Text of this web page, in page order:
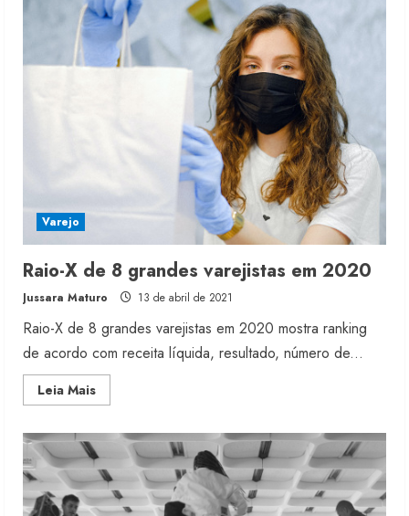
registra
prejuízo
no
trimestre
Varejo
Raio-X de 8 grandes varejistas em 2020
Jussara Maturo 13 de abril de 2021
Raio-X de 8 grandes varejistas em 2020 mostra ranking
de acordo com receita líquida, resultado, número de...
Leia MaisRead
more
de
8
grandes
varejistas
em